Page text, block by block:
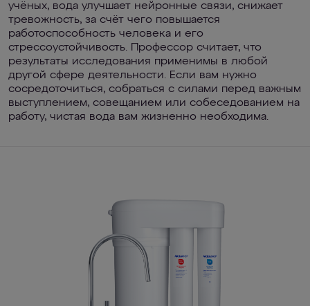
учёных, вода улучшает нейронные связи, снижает
тревожность, за счёт чего повышается
работоспособность человека и его
стрессоустойчивость. Профессор считает, что
результаты исследования применимы в любой
другой сфере деятельности. Если вам нужно
сосредоточиться, собраться с силами перед важным
выступлением, совещанием или собеседованием на
работу, чистая вода вам жизненно необходима.